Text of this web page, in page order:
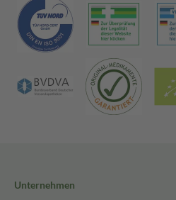
Unternehmen